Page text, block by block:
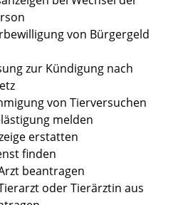
von Bürgergeld
zur Kündigung nach
von Tierversuchen
melden
erstatten
finden
beantragen
oder Tierärztin aus